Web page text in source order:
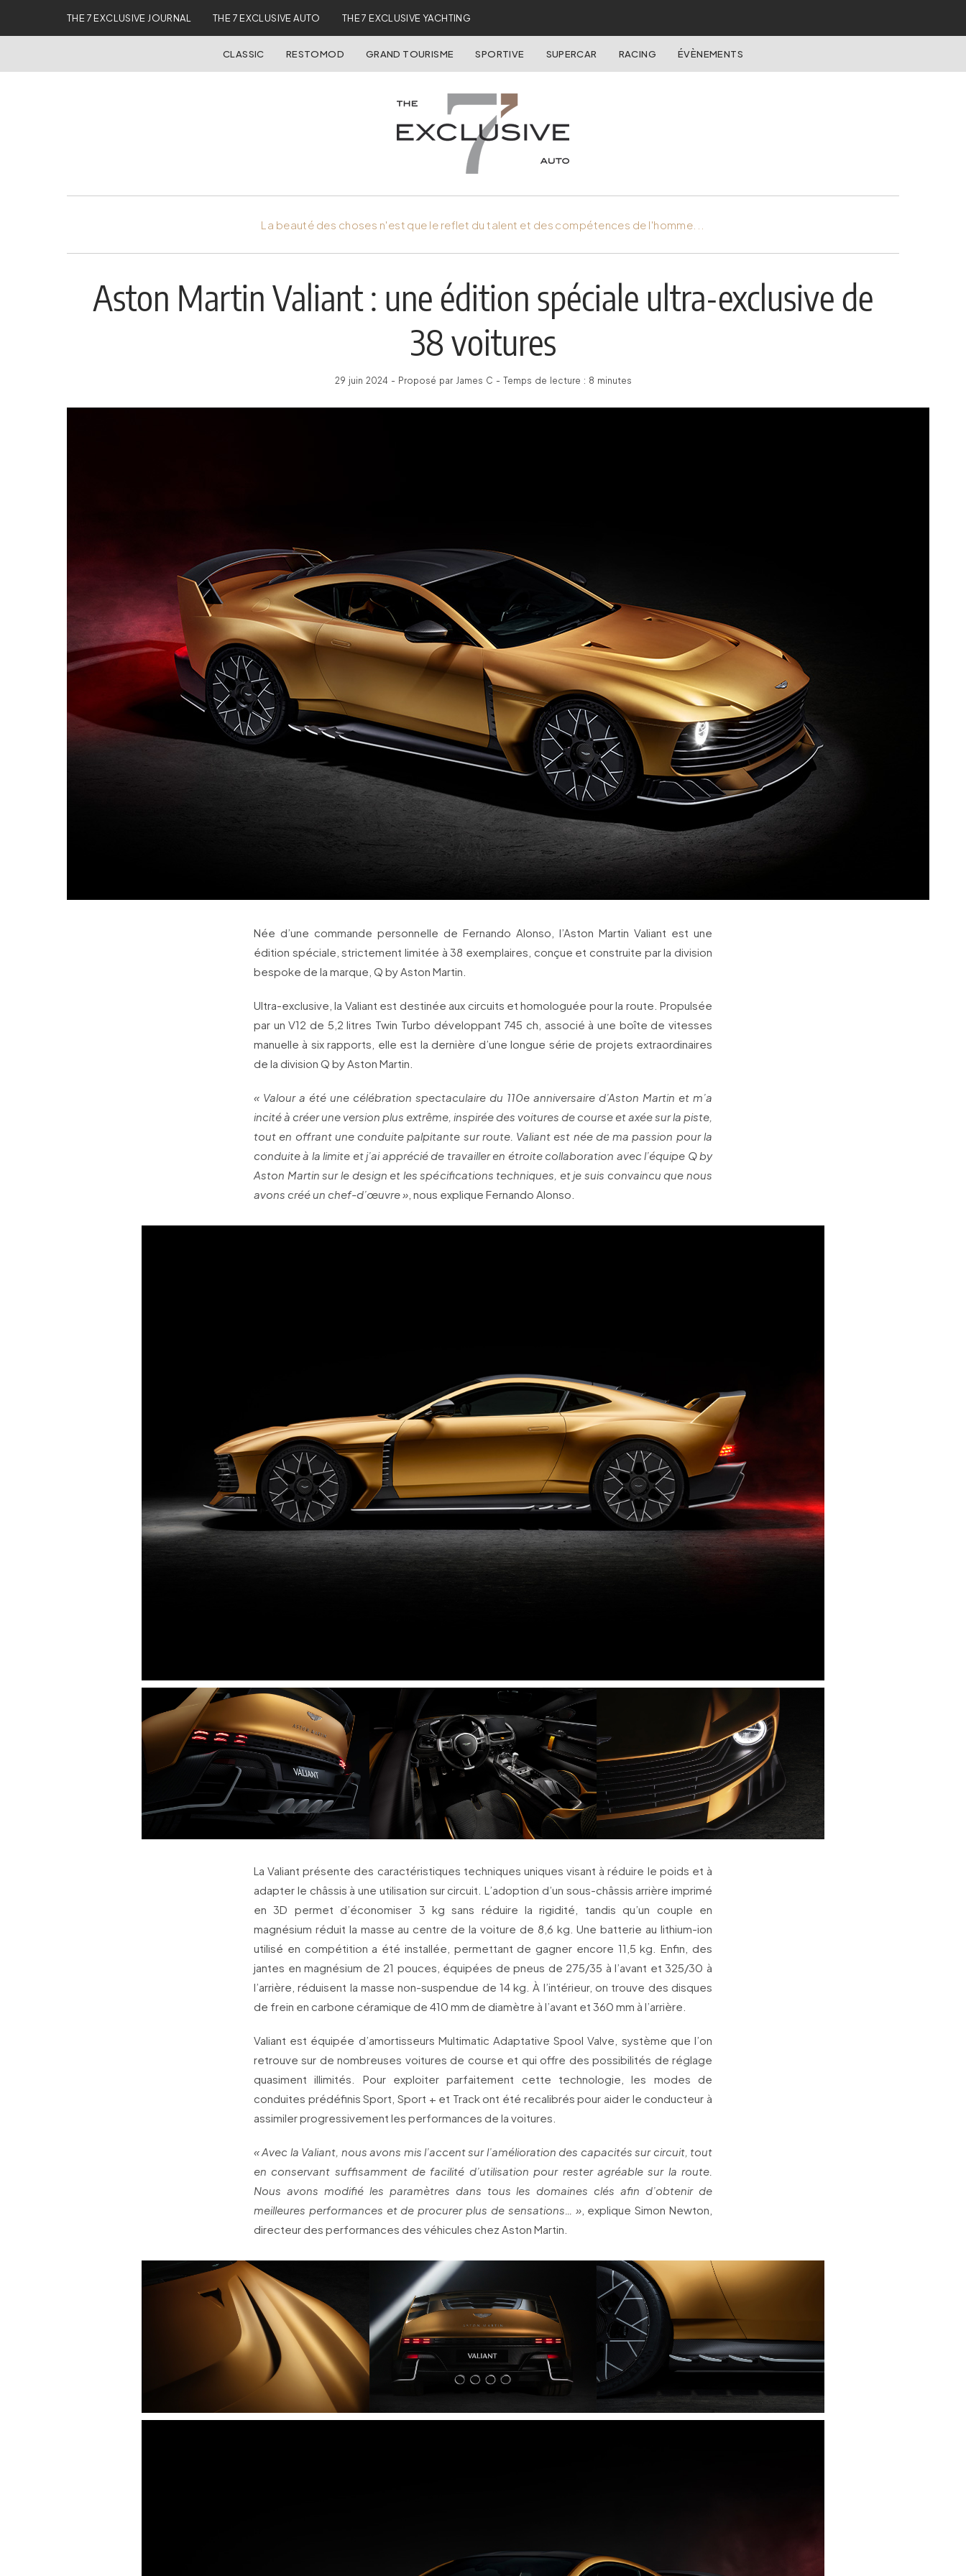
THE 7 EXCLUSIVE JOURNAL THE 7 EXCLUSIVE AUTO THE 7 EXCLUSIVE YACHTING
CLASSIC RESTOMOD GRAND TOURISME SPORTIVE SUPERCAR RACING ÉVÈNEMENTS
La beauté des choses n'est que le reflet du talent et des compétences de l'homme...
Aston Martin Valiant : une édition spéciale ultra-exclusive de
38 voitures
29 juin 2024 - Proposé par James C - Temps de lecture : 8 minutes
Née d’une commande personnelle de Fernando Alonso, l’Aston Martin Valiant est une
édition spéciale, strictement limitée à 38 exemplaires, conçue et construite par la division
bespoke de la marque, Q by Aston Martin.
Ultra-exclusive, la Valiant est destinée aux circuits et homologuée pour la route. Propulsée
par un V12 de 5,2 litres Twin Turbo développant 745 ch, associé à une boîte de vitesses
manuelle à six rapports, elle est la dernière d’une longue série de projets extraordinaires
de la division Q by Aston Martin.
« Valour a été une célébration spectaculaire du 110e anniversaire d’Aston Martin et m’a
incité à créer une version plus extrême, inspirée des voitures de course et axée sur la piste,
tout en offrant une conduite palpitante sur route. Valiant est née de ma passion pour la
conduite à la limite et j’ai apprécié de travailler en étroite collaboration avec l’équipe Q by
Aston Martin sur le design et les spécifications techniques, et je suis convaincu que nous
avons créé un chef-d’œuvre » , nous explique Fernando Alonso.
La Valiant présente des caractéristiques techniques uniques visant à réduire le poids et à
adapter le châssis à une utilisation sur circuit. L’adoption d’un sous-châssis arrière imprimé
en 3D permet d’économiser 3 kg sans réduire la rigidité, tandis qu’un couple en
magnésium réduit la masse au centre de la voiture de 8,6 kg. Une batterie au lithium-ion
utilisé en compétition a été installée, permettant de gagner encore 11,5 kg. Enfin, des
jantes en magnésium de 21 pouces, équipées de pneus de 275/35 à l’avant et 325/30 à
l’arrière, réduisent la masse non-suspendue de 14 kg. À l’intérieur, on trouve des disques
de frein en carbone céramique de 410 mm de diamètre à l’avant et 360 mm à l’arrière.
Valiant est équipée d’amortisseurs Multimatic Adaptative Spool Valve, système que l’on
retrouve sur de nombreuses voitures de course et qui offre des possibilités de réglage
quasiment illimités. Pour exploiter parfaitement cette technologie, les modes de
conduites prédéfinis Sport, Sport + et Track ont été recalibrés pour aider le conducteur à
assimiler progressivement les performances de la voitures.
« Avec la Valiant, nous avons mis l’accent sur l’amélioration des capacités sur circuit, tout
en conservant suffisamment de facilité d’utilisation pour rester agréable sur la route.
Nous avons modifié les paramètres dans tous les domaines clés afin d’obtenir de
meilleures performances et de procurer plus de sensations… », explique Simon Newton,
directeur des performances des véhicules chez Aston Martin.